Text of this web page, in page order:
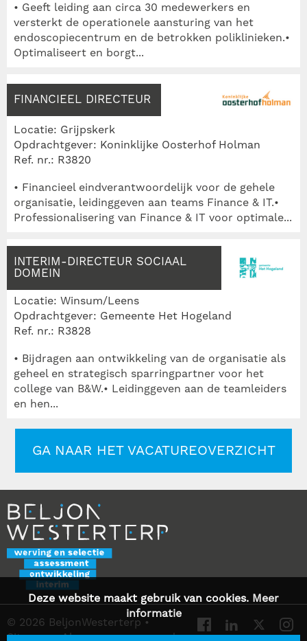
Deze website maakt gebruik van cookies. Meer
informatie
• Geeft leiding aan circa 30 medewerkers en
versterkt de operationele aansturing van het
endoscopiecentrum en de betrokken poliklinieken.•
Optimaliseert en borgt...
FINANCIEEL DIRECTEUR
Locatie: Grijpskerk
Opdrachtgever: Koninklijke Oosterhof Holman
Ref. nr.: R3820
• Financieel eindverantwoordelijk voor de gehele
organisatie, leidinggeven aan teams Finance & IT.•
Professionalisering van Finance & IT voor optimale...
INTERIM-DIRECTEUR SOCIAAL
DOMEIN
Locatie: Winsum/Leens
Opdrachtgever: Gemeente Het Hogeland
Ref. nr.: R3828
• Bijdragen aan ontwikkeling van de organisatie als
geheel en strategisch sparringpartner voor het
college van B&W.• Leidinggeven aan de teamleiders
en hen...
GA NAAR HET VACATUREOVERZICHT
© 2026 BeljonWesterterp •
Sitemap• Algemene voorwaarden